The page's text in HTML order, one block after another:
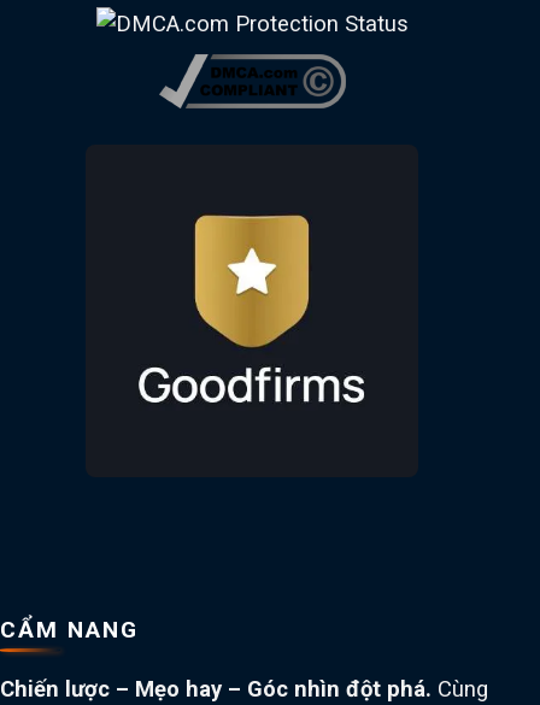
CẨM NANG
Chiến lược – Mẹo hay – Góc nhìn đột phá. Cùng